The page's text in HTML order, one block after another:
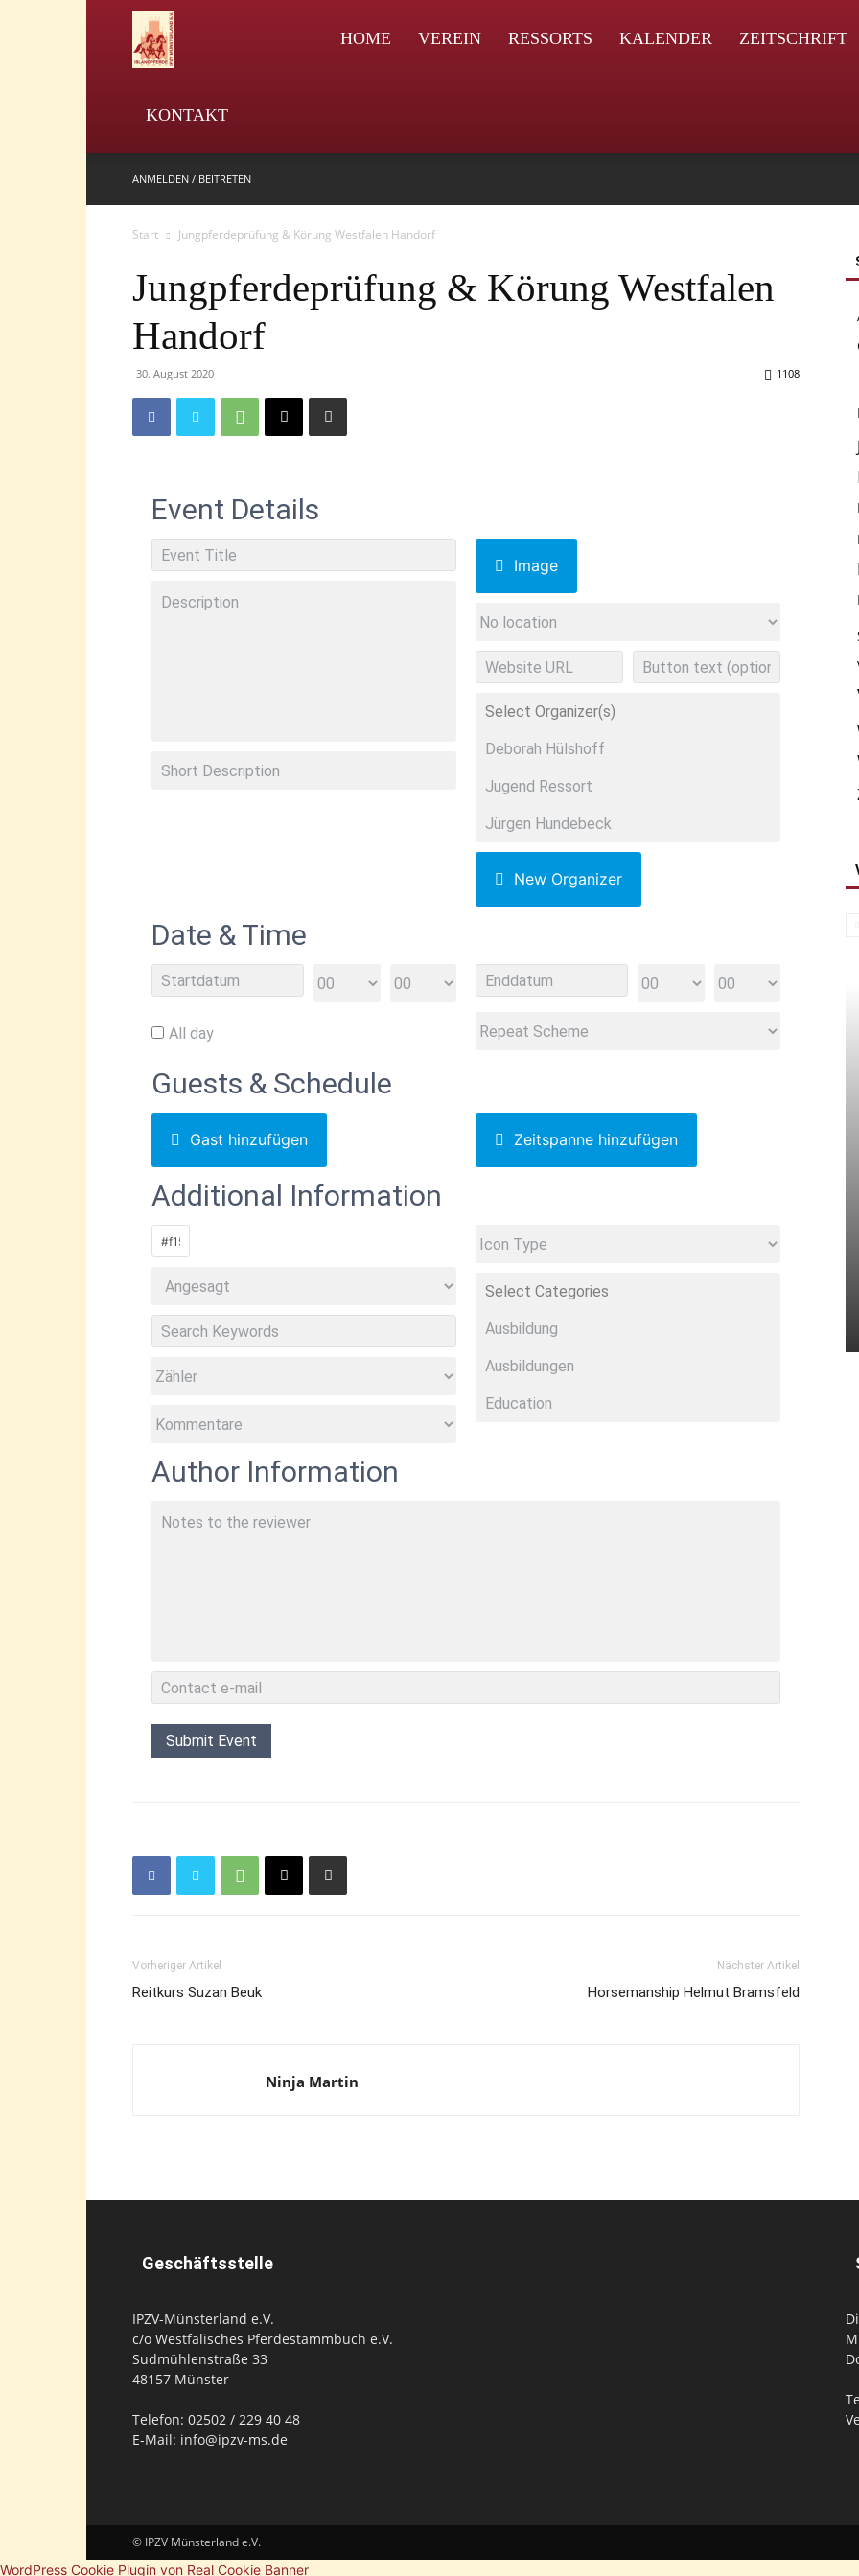
IPZV
HOME VEREIN RESSORTS KALENDER ZEITSCHRIFT
KONTAKT
ANMELDEN / BEITRETEN
Start Jungpferdeprüfung & Körung Westfalen Handorf
Jungpferdeprüfung & Körung Westfalen
Handorf
30. August 2020 1108
Event Details
Image
New Organizer
Date & Time
All day
Guests & Schedule
Gast hinzufügen Zeitspanne hinzufügen
Additional Information
Author Information
Vorheriger Artikel
Reitkurs Suzan Beuk
Nächster Artikel
Horsemanship Helmut Bramsfeld
Ninja Martin
Geschäftsstelle
IPZV-Münsterland e.V.
c/o Westfälisches Pferdestammbuch e.V.
Sudmühlenstraße 33
48157 Münster
Telefon: 02502 / 229 40 48
E-Mail: info@ipzv-ms.de
© IPZV Münsterland e.V.
WordPress Cookie Plugin von Real Cookie Banner